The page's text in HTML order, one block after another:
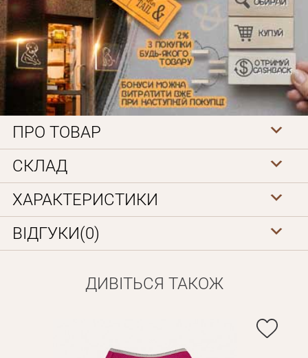
ПРО ТОВАР
СКЛАД
ХАРАКТЕРИСТИКИ
ВІДГУКИ(0)
ДИВІТЬСЯ ТАКОЖ
Особисті дані
Вам на пошту буде відправлено лист з посиланням для